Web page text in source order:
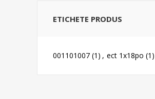
ETICHETE PRODUS
001101007 (1) , ect 1x18po (1)